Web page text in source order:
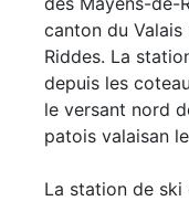
canton du
Riddes. La
depuis les
le versant nord
patois valaisan
La station de